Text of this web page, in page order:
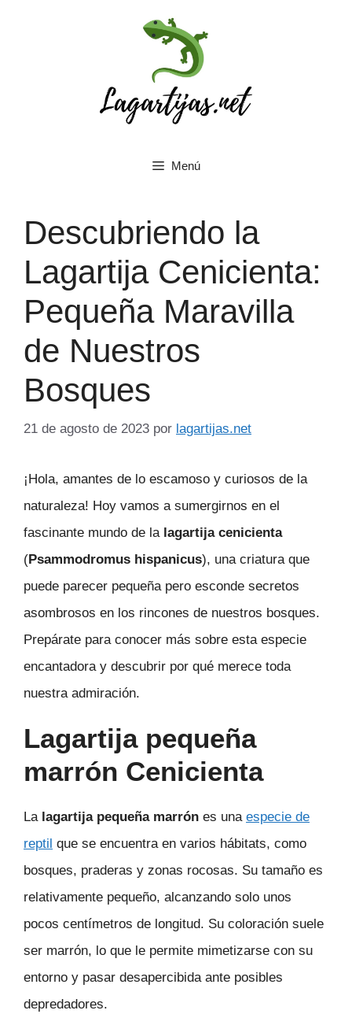
Menú
Descubriendo la
Lagartija Cenicienta:
Pequeña Maravilla
de Nuestros
Bosques
21 de agosto de 2023 por lagartijas.net
¡Hola, amantes de lo escamoso y curiosos de la
naturaleza! Hoy vamos a sumergirnos en el
fascinante mundo de la lagartija cenicienta
(Psammodromus hispanicus), una criatura que
puede parecer pequeña pero esconde secretos
asombrosos en los rincones de nuestros bosques.
Prepárate para conocer más sobre esta especie
encantadora y descubrir por qué merece toda
nuestra admiración.
Lagartija pequeña
marrón Cenicienta
La lagartija pequeña marrón es una especie de
reptil que se encuentra en varios hábitats, como
bosques, praderas y zonas rocosas. Su tamaño es
relativamente pequeño, alcanzando solo unos
pocos centímetros de longitud. Su coloración suele
ser marrón, lo que le permite mimetizarse con su
entorno y pasar desapercibida ante posibles
depredadores.